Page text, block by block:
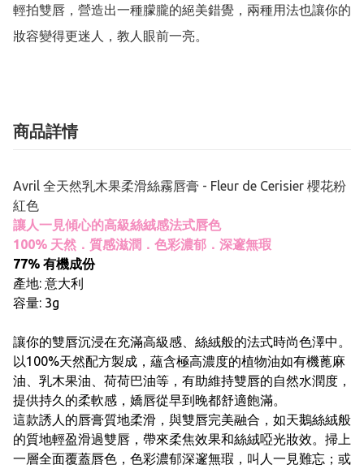
輕拍雙唇，營造出一種朦朧的絕美錯覺，兩種用法也讓你的
妝容變得更迷人，教人眼前一亮。
商品詳情
Avril 全天然乳木果柔滑絲霧唇膏 - Fleur de Cerisier 櫻花粉
紅色
讓人一見傾心的高級絲絨感法式唇色
100% 天然．質感滋潤．色彩濃郁．深邃無瑕
77% 有機成份
產地: 意大利
容量: 3g
讓你的雙唇沉浸在充滿高級感、絲絨般的法式時尚色澤中。
以100%天然配方製成，蘊含極高濃度的植物油如有機蓖麻
油、乳木果油、荷荷巴油等，有助維持雙唇的自然水潤度，
提供持久的柔軟感，嬌唇從早到晚都舒適飽滿。
這款誘人的唇膏質地柔滑，與雙唇完美融合，如天鵝絲絨般
的質地輕盈滑過雙唇，帶來柔焦效果和絲絨啞光妝效。掃上
一層全面覆蓋唇色，色彩濃郁深邃無瑕，叫人一見難忘；或